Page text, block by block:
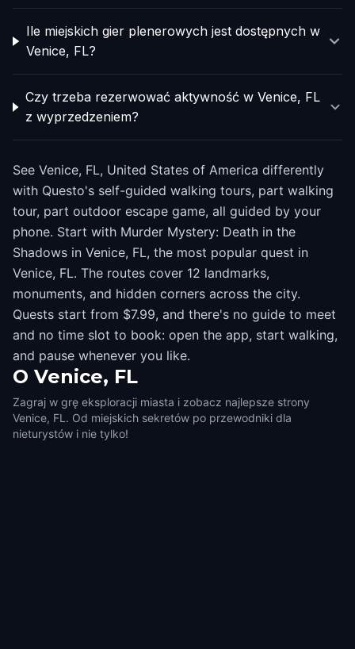
Ile miejskich gier plenerowych jest dostępnych w
Venice, FL?
Czy trzeba rezerwować aktywność w Venice, FL
z wyprzedzeniem?
See Venice, FL, United States of America differently
with Questo's self-guided walking tours, part walking
tour, part outdoor escape game, all guided by your
phone. Start with Murder Mystery: Death in the
Shadows in Venice, FL, the most popular quest in
Venice, FL. The routes cover 12 landmarks,
monuments, and hidden corners across the city.
Quests start from $7.99, and there's no guide to meet
and no time slot to book: open the app, start walking,
and pause whenever you like.
O Venice, FL
Zagraj w grę eksploracji miasta i zobacz najlepsze strony
Venice, FL. Od miejskich sekretów po przewodniki dla
nieturystów i nie tylko!